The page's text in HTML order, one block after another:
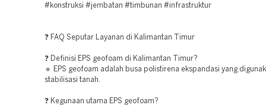
#konstruksi #jembatan #timbunan #infrastruktur
❓ FAQ Seputar Layanan di Kalimantan Timur
❓ Definisi EPS geofoam di Kalimantan Timur?
🔹 EPS geofoam adalah busa polistirena ekspandasi yang
stabilisasi tanah.
❓ Kegunaan utama EPS geofoam?